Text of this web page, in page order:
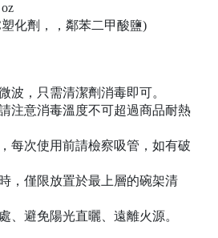
化劑，，鄰苯二甲酸鹽)
波，只需清潔劑消毒即可。
注意消毒溫度不可超過商品耐熱
每次使用前請檢察吸管，如有破
，僅限放置於最上層的碗架清
、避免陽光直曬、遠離火源。